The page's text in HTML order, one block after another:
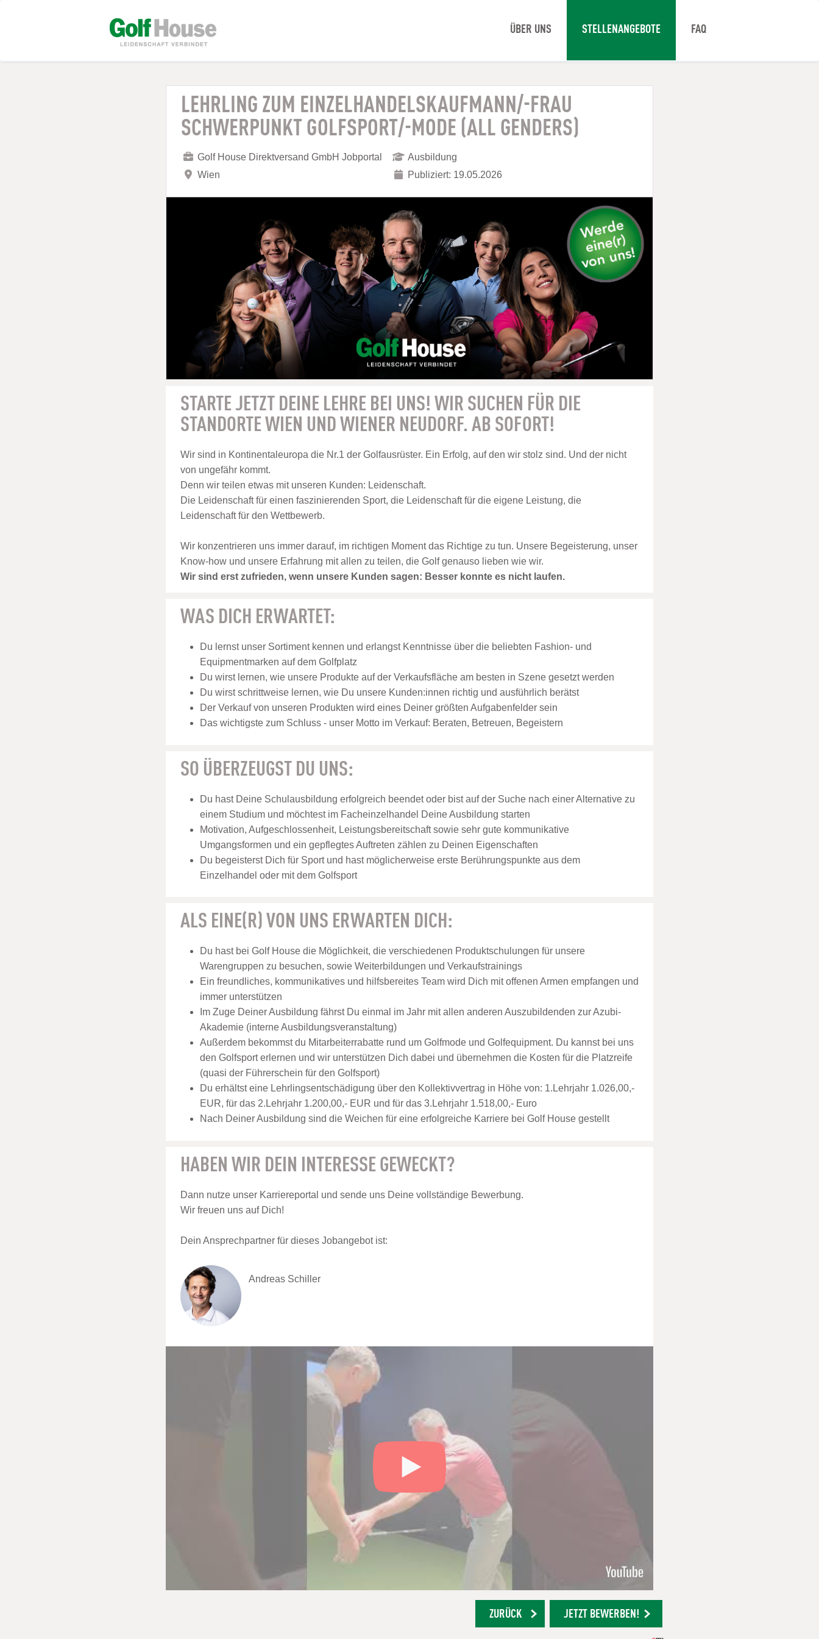
ÜBER UNS STELLENANGEBOTE FAQ
LEHRLING ZUM EINZELHANDELSKAUFMANN/-FRAU
SCHWERPUNKT GOLFSPORT/-MODE (ALL GENDERS)
Golf House Direktversand GmbH Jobportal
Wien
Ausbildung
Publiziert: 19.05.2026
STARTE JETZT DEINE LEHRE BEI UNS! WIR SUCHEN FÜR DIE
STANDORTE WIEN UND WIENER NEUDORF. AB SOFORT!
Wir sind in Kontinentaleuropa die Nr.1 der Golfausrüster. Ein Erfolg, auf den wir stolz sind. Und der nicht
von ungefähr kommt.
Denn wir teilen etwas mit unseren Kunden: Leidenschaft.
Die Leidenschaft für einen faszinierenden Sport, die Leidenschaft für die eigene Leistung, die
Leidenschaft für den Wettbewerb.
Wir konzentrieren uns immer darauf, im richtigen Moment das Richtige zu tun. Unsere Begeisterung, unser
Know-how und unsere Erfahrung mit allen zu teilen, die Golf genauso lieben wie wir.
Wir sind erst zufrieden, wenn unsere Kunden sagen: Besser konnte es nicht laufen.
WAS DICH ERWARTET:
Du lernst unser Sortiment kennen und erlangst Kenntnisse über die beliebten Fashion- und
Equipmentmarken auf dem Golfplatz
Du wirst lernen, wie unsere Produkte auf der Verkaufsfläche am besten in Szene gesetzt werden
Du wirst schrittweise lernen, wie Du unsere Kunden:innen richtig und ausführlich berätst
Der Verkauf von unseren Produkten wird eines Deiner größten Aufgabenfelder sein
Das wichtigste zum Schluss - unser Motto im Verkauf: Beraten, Betreuen, Begeistern
SO ÜBERZEUGST DU UNS:
Du hast Deine Schulausbildung erfolgreich beendet oder bist auf der Suche nach einer Alternative zu
einem Studium und möchtest im Facheinzelhandel Deine Ausbildung starten
Motivation, Aufgeschlossenheit, Leistungsbereitschaft sowie sehr gute kommunikative
Umgangsformen und ein gepflegtes Auftreten zählen zu Deinen Eigenschaften
Du begeisterst Dich für Sport und hast möglicherweise erste Berührungspunkte aus dem
Einzelhandel oder mit dem Golfsport
ALS EINE(R) VON UNS ERWARTEN DICH:
Du hast bei Golf House die Möglichkeit, die verschiedenen Produktschulungen für unsere
Warengruppen zu besuchen, sowie Weiterbildungen und Verkaufstrainings
Ein freundliches, kommunikatives und hilfsbereites Team wird Dich mit offenen Armen empfangen und
immer unterstützen
Im Zuge Deiner Ausbildung fährst Du einmal im Jahr mit allen anderen Auszubildenden zur Azubi-
Akademie (interne Ausbildungsveranstaltung)
Außerdem bekommst du Mitarbeiterrabatte rund um Golfmode und Golfequipment. Du kannst bei uns
den Golfsport erlernen und wir unterstützen Dich dabei und übernehmen die Kosten für die Platzreife
(quasi der Führerschein für den Golfsport)
Du erhältst eine Lehrlingsentschädigung über den Kollektivvertrag in Höhe von: 1.Lehrjahr 1.026,00,-
EUR, für das 2.Lehrjahr 1.200,00,- EUR und für das 3.Lehrjahr 1.518,00,- Euro
Nach Deiner Ausbildung sind die Weichen für eine erfolgreiche Karriere bei Golf House gestellt
HABEN WIR DEIN INTERESSE GEWECKT?
Dann nutze unser Karriereportal und sende uns Deine vollständige Bewerbung.
Wir freuen uns auf Dich!
Dein Ansprechpartner für dieses Jobangebot ist:
Andreas Schiller
ZURÜCK JETZT BEWERBEN!